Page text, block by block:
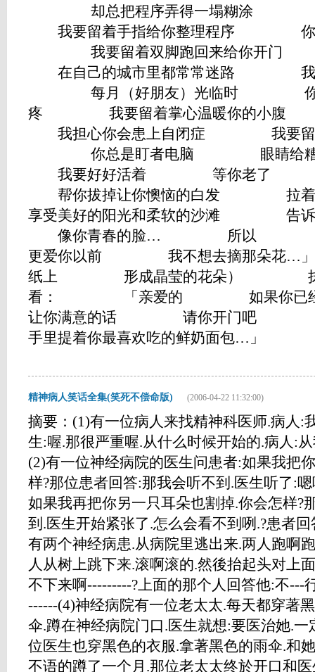
却总把程序弄得一塌糊涂
我要留着手指给你整理程序 你出
我要留着双脚跑回来给你开
在自己的城市里都常常迷路 我要
每月（好朋友）光临时 你总是
疼 我要留着掌心温暖你的
我担心你会患上自闭症 我要留着
你总是盯者电脑 眼睛给糟
我要好好活着 等你老了
帮你拔掉让你懊恼的白发
享受美好的阳光和柔软的沙滩 告
像你青春的脸… 所以 在我
更爱你以前 我不想去摘那朵花
纸上 形成晶莹的花朵） 抹净眼
看： 「亲爱的 如果你已
让你满意的话 请你开门
手里提着你最喜欢吃的鲜奶面包…
精神病人笑话全集(笑死不偿命版) (2006-04-22 11:32:00)
摘要：(1)有一位病人来找精神科医师.病人:
生:喔.那很严重喔.从什么时候开始的.病人:
(2)有一位神经病院的医生问患者:如果我把
样?那位患者回答:那我会听不到.医生听了:
如果我再把你另一只耳朵也割掉.你会怎样?
到.医生开始紧张了.怎么会看不到咧.?患者
有两个神经病患.从病院里逃出来.两人跑啊
人从树上跳下来.滚啊滚的.然後抬起头对上
不下来啊---------?上面的那个人回答他:不---
------(4)神经病院有一位老太太.每天都穿著
伞.蹲在神经病院门口.医生就想:要医治她.
位医生也穿黑色的衣服.拿著黑色的雨伞.和
不语的蹲了一个月.那位老太太终於开口和